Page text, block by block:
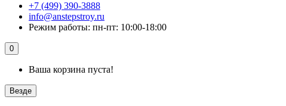
+7 (499) 390-3888
info@anstepstroy.ru
Режим работы: пн-пт: 10:00-18:00
0
Ваша корзина пуста!
Везде